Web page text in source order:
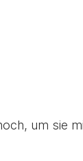
um sie